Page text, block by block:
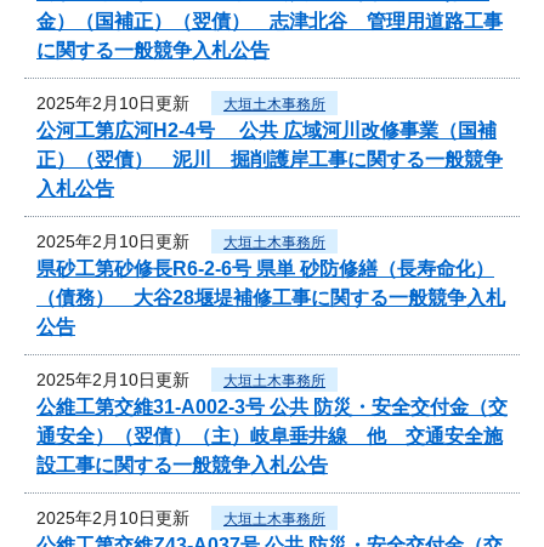
金）（国補正）（翌債） 志津北谷 管理用道路工事
に関する一般競争入札公告
2025年2月10日更新 大垣土木事務所
公河工第広河H2-4号 公共 広域河川改修事業（国補
正）（翌債） 泥川 掘削護岸工事に関する一般競争
入札公告
2025年2月10日更新 大垣土木事務所
県砂工第砂修長R6-2-6号 県単 砂防修繕（長寿命化）
（債務） 大谷28堰堤補修工事に関する一般競争入札
公告
2025年2月10日更新 大垣土木事務所
公維工第交維31-A002-3号 公共 防災・安全交付金（交
通安全）（翌債）（主）岐阜垂井線 他 交通安全施
設工事に関する一般競争入札公告
2025年2月10日更新 大垣土木事務所